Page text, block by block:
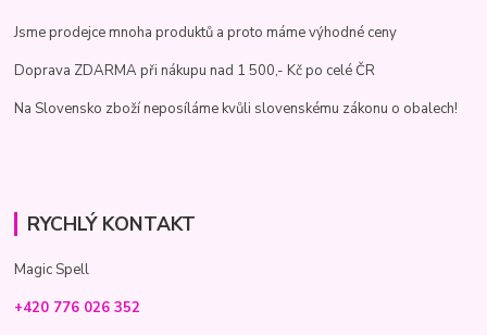
Jsme prodejce mnoha produktů a proto máme výhodné ceny
Doprava ZDARMA při nákupu nad 1 500,- Kč po celé ČR
Na Slovensko zboží neposíláme kvůli slovenskému zákonu o obalech!
RYCHLÝ KONTAKT
Magic Spell
+420 776 026 352